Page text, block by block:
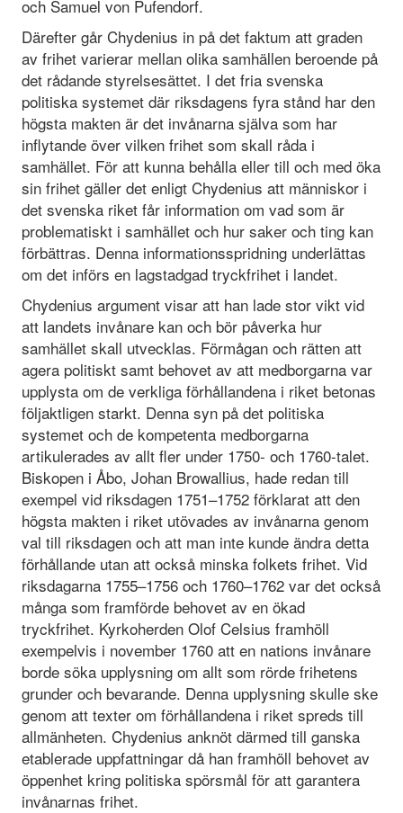
och Samuel von Pufendorf.
Därefter går Chydenius in på det faktum att graden
av frihet varierar mellan olika samhällen beroende på
det rådande styrelsesättet. I det fria svenska
politiska systemet där riksdagens fyra stånd har den
högsta makten är det invånarna själva som har
inflytande över vilken frihet som skall råda i
samhället. För att kunna behålla eller till och med öka
sin frihet gäller det enligt Chydenius att människor i
det svenska riket får information om vad som är
problematiskt i samhället och hur saker och ting kan
förbättras. Denna informationsspridning underlättas
om det införs en lagstadgad tryckfrihet i landet.
Chydenius argument visar att han lade stor vikt vid
att landets invånare kan och bör påverka hur
samhället skall utvecklas. Förmågan och rätten att
agera politiskt samt behovet av att medborgarna var
upplysta om de verkliga förhållandena i riket betonas
följaktligen starkt. Denna syn på det politiska
systemet och de kompetenta medborgarna
artikulerades av allt fler under 1750- och 1760-talet.
Biskopen i Åbo, Johan Browallius, hade redan till
exempel vid riksdagen 1751–1752 förklarat att den
högsta makten i riket utövades av invånarna genom
val till riksdagen och att man inte kunde ändra detta
förhållande utan att också minska folkets frihet. Vid
riksdagarna 1755–1756 och 1760–1762 var det också
många som framförde behovet av en ökad
tryckfrihet. Kyrkoherden Olof Celsius framhöll
exempelvis i november 1760 att en nations invånare
borde söka upplysning om allt som rörde frihetens
grunder och bevarande. Denna upplysning skulle ske
genom att texter om förhållandena i riket spreds till
allmänheten. Chydenius anknöt därmed till ganska
etablerade uppfattningar då han framhöll behovet av
öppenhet kring politiska spörsmål för att garantera
invånarnas frihet.